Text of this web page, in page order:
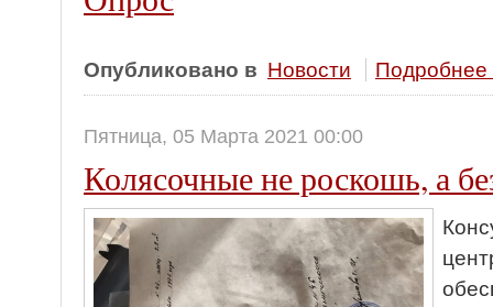
Опубликовано в Новости Подробнее
Пятница, 05 Марта 2021 00:00
Колясочные не роскошь, а